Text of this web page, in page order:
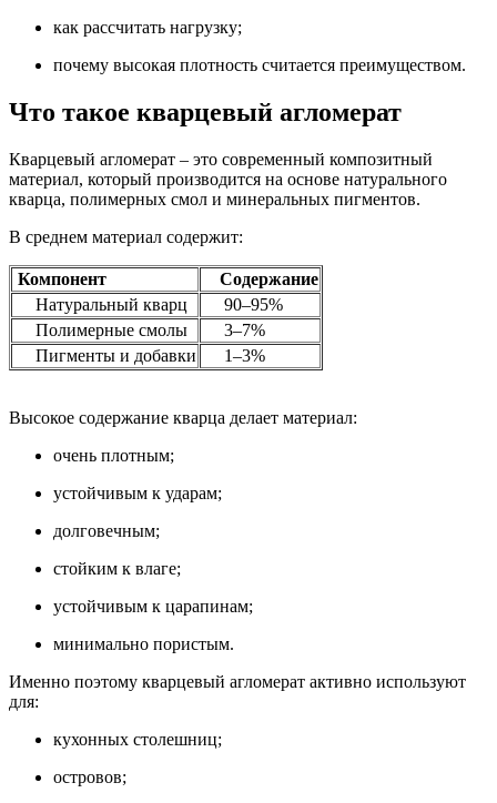
как рассчитать нагрузку;
почему высокая плотность считается преимуществом.
Что такое кварцевый агломерат
Кварцевый агломерат – это современный композитный
материал, который производится на основе натурального
кварца, полимерных смол и минеральных пигментов.
В среднем материал содержит:
Компонент
Содержание
Натуральный кварц
90–95%
Полимерные смолы
3–7%
Пигменты и добавки
1–3%
Высокое содержание кварца делает материал:
очень плотным;
устойчивым к ударам;
долговечным;
стойким к влаге;
устойчивым к царапинам;
минимально пористым.
Именно поэтому кварцевый агломерат активно используют
для:
кухонных столешниц;
островов;